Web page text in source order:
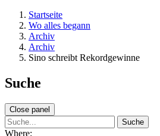
Startseite
Wo alles begann
Archiv
Archiv
Sino schreibt Rekordgewinne
Suche
Close panel
Suche
Where: